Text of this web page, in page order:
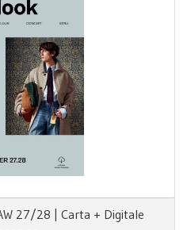
27/28 | Carta + Digitale